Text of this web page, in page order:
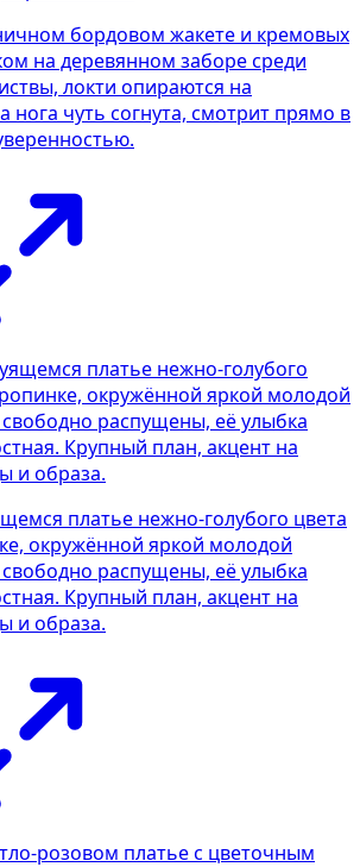
бордовом жакете и кремовых
на деревянном заборе среди
локти опираются на
нога чуть согнута, смотрит прямо в
платье нежно-голубого цвета
окружённой яркой молодой
распущены, её улыбка
Крупный план, акцент на
и образа.